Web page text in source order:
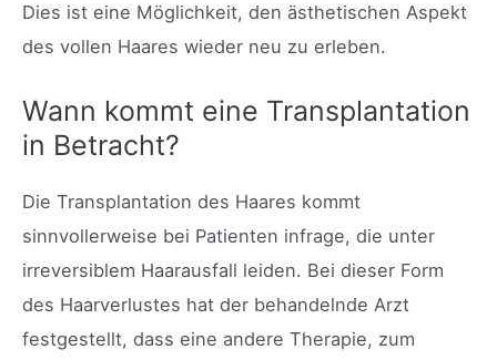
Dies ist eine Möglichkeit, den ästhetischen Aspekt
des vollen Haares wieder neu zu erleben.
Wann kommt eine Transplantation
in Betracht?
Die Transplantation des Haares kommt
sinnvollerweise bei Patienten infrage, die unter
irreversiblem Haarausfall leiden. Bei dieser Form
des Haarverlustes hat der behandelnde Arzt
festgestellt, dass eine andere Therapie, zum